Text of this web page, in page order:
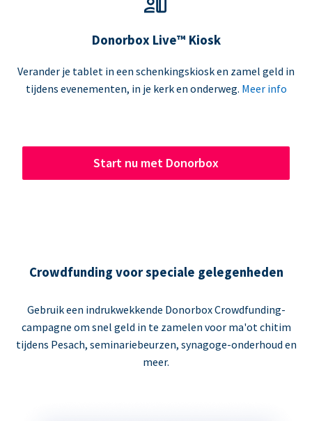
Donorbox Live™ Kiosk
Verander je tablet in een schenkingskiosk en zamel geld in
tijdens evenementen, in je kerk en onderweg. Meer info
Start nu met Donorbox
Crowdfunding voor speciale gelegenheden
Gebruik een indrukwekkende Donorbox Crowdfunding-
campagne om snel geld in te zamelen voor ma'ot chitim
tijdens Pesach, seminariebeurzen, synagoge-onderhoud en
meer.